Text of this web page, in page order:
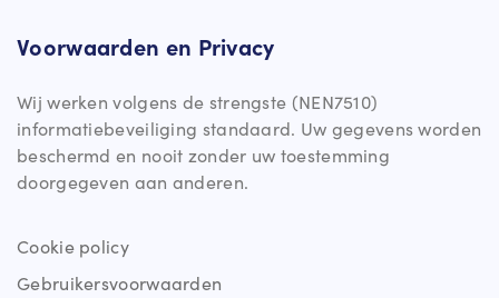
Voorwaarden en Privacy
Wij werken volgens de strengste (NEN7510)
informatiebeveiliging standaard. Uw gegevens worden
beschermd en nooit zonder uw toestemming
doorgegeven aan anderen.
Cookie policy
Gebruikersvoorwaarden